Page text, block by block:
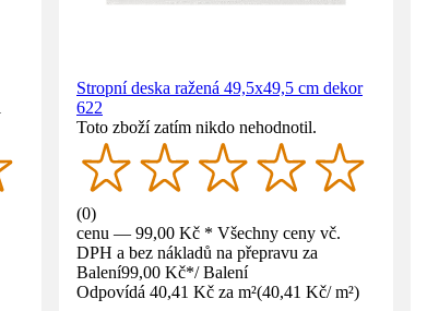
Stropní deska ražená 49,5x49,5 cm dekor
622
Toto zboží zatím nikdo nehodnotil.
(0)
cenu — 99,00 Kč * Všechny ceny vč.
DPH a bez nákladů na přepravu za
Balení99,00 Kč*/ Balení
Odpovídá 40,41 Kč za m²(40,41 Kč/ m²)